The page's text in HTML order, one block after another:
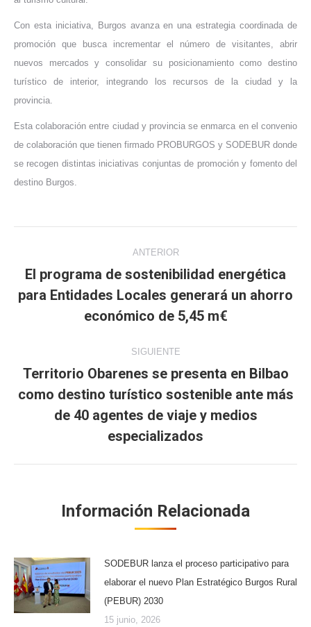
Con esta iniciativa, Burgos avanza en una estrategia coordinada de
promoción que busca incrementar el número de visitantes, abrir
nuevos mercados y consolidar su posicionamiento como destino
turístico de interior, integrando los recursos de la ciudad y la
provincia.
Esta colaboración entre ciudad y provincia se enmarca en el convenio
de colaboración que tienen firmado PROBURGOS y SODEBUR donde
se recogen distintas iniciativas conjuntas de promoción y fomento del
destino Burgos.
entre
publicaciones
ANTERIOR
Publicación
anterior:
El programa de sostenibilidad energética
para Entidades Locales generará un ahorro
económico de 5,45 m€
SIGUIENTE
siguiente:
Territorio Obarenes se presenta en Bilbao
como destino turístico sostenible ante más
de 40 agentes de viaje y medios
especializados
Información Relacionada
SODEBUR lanza el proceso participativo para
elaborar el nuevo Plan Estratégico Burgos Rural
(PEBUR) 2030
15 junio, 2026